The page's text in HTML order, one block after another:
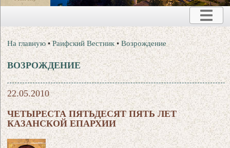
На главную •Раифский Вестник •Возрождение
ВОЗРОЖДЕНИЕ
22.05.2010
ЧЕТЫРЕСТА ПЯТЬДЕСЯТ ПЯТЬ ЛЕТ
КАЗАНСКОЙ ЕПАРХИИ